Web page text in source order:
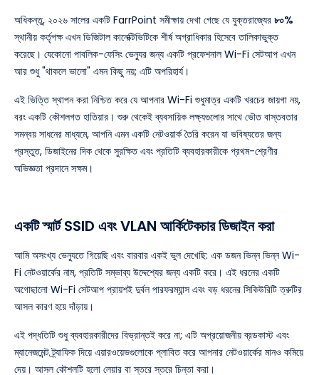
অধিকন্তু, ২০২৬ সালের একটি FarrPoint সমীক্ষায় দেখা গেছে যে যুক্তরাজ্যের ৮০%
স্থানীয় কর্তৃপক্ষ এখন ডিজিটাল কানেক্টিভিটিকে শীর্ষ অগ্রাধিকার হিসেবে তালিকাভুক্ত
করেছে। যেকোনো পাবলিক-ফেসিং ভেন্যুর জন্য একটি প্রফেশনাল Wi-Fi সেটআপ এখন
আর শুধু "থাকলে ভালো" এমন কিছু নয়; এটি অপরিহার্য।
এই ভিত্তি স্থাপন করা নিশ্চিত করে যে আপনার Wi-Fi শুধুমাত্র একটি খরচের জায়গা নয়,
বরং একটি কৌশলগত হাতিয়ার। শুরু থেকেই ব্যবসায়িক লক্ষ্যগুলোর সাথে ভৌত বাস্তবতার
সমন্বয় সাধনের মাধ্যমে, আপনি এমন একটি নেটওয়ার্ক তৈরি করেন যা ভবিষ্যতের জন্য
প্রস্তুত, ডিজাইনের দিক থেকে সুরক্ষিত এবং প্রতিটি ব্যবহারকারীকে প্রথম-শ্রেণীর
অভিজ্ঞতা প্রদানে সক্ষম।
একটি স্মার্ট SSID এবং VLAN আর্কিটেকচার ডিজাইন করা
আমি অসংখ্য ভেন্যুতে গিয়েছি এবং বারবার একই ভুল দেখেছি: এক ডজন ভিন্ন ভিন্ন Wi-
Fi নেটওয়ার্কের নাম, প্রতিটি সম্ভাব্য উদ্দেশ্যের জন্য একটি করে। এই ধরনের একটি
অগোছালো Wi-Fi সেটআপ প্রায়শই দুর্বল পারফরম্যান্স এবং বড় ধরনের সিকিউরিটি ত্রুটির
আসল কারণ হয়ে দাঁড়ায়।
এই পদ্ধতিটি শুধু ব্যবহারকারীদের বিভ্রান্তই করে না; এটি অপ্রয়োজনীয় ব্রডকাস্ট এবং
ম্যানেজমেন্ট ট্র্যাফিক দিয়ে এয়ারওয়েভগুলোকে প্লাবিত করে আপনার নেটওয়ার্কের মানও কমিয়ে
দেয়। আসল কৌশলটি হলো লেয়ার বা স্তরে স্তরে চিন্তা করা।